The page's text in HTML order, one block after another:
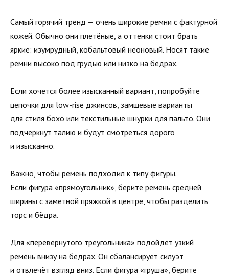
Самый горячий тренд — очень широкие ремни с фактурной
кожей. Обычно они плетёные, а оттенки стоит брать
яркие: изумрудный, кобальтовый неоновый. Носят такие
ремни высоко под грудью или низко на бёдрах.
Если хочется более изысканный вариант, попробуйте
цепочки для low-rise джинсов, замшевые варианты
для стиля бохо или текстильные шнурки для пальто. Они
подчеркнут талию и будут смотреться дорого
и изысканно.
Важно, чтобы ремень подходил к типу фигуры.
Если фигура «прямоугольник», берите ремень средней
ширины с заметной пряжкой в центре, чтобы разделить
торс и бёдра.
Для «перевёрнутого треугольника» подойдёт узкий
ремень внизу на бёдрах. Он сбалансирует силуэт
и отвлечёт взгляд вниз. Если фигура «груша», берите